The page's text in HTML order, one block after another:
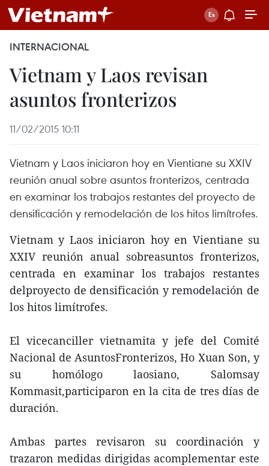
INTERNACIONAL
Vietnam y Laos revisan
asuntos fronterizos
11/02/2015 10:11
Vietnam y Laos iniciaron hoy en Vientiane su XXIV
reunión anual sobre asuntos fronterizos, centrada
en examinar los trabajos restantes del proyecto de
densificación y remodelación de los hitos limítrofes.
Vietnam y Laos iniciaron hoy en Vientiane su
XXIV reunión anual sobreasuntos fronterizos,
centrada en examinar los trabajos restantes
delproyecto de densificación y remodelación de
los hitos limítrofes.
El vicecanciller vietnamita y jefe del Comité
Nacional de AsuntosFronterizos, Ho Xuan Son, y
su homólogo laosiano, Salomsay
Kommasit,participaron en la cita de tres días de
duración.
Ambas partes revisaron su coordinación y
trazaron medidas dirigidas acomplementar este